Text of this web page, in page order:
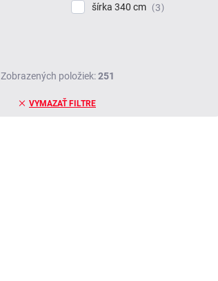
šírka 340 cm
3
VYMAZAŤ FILTRE
Zobrazených položiek:251